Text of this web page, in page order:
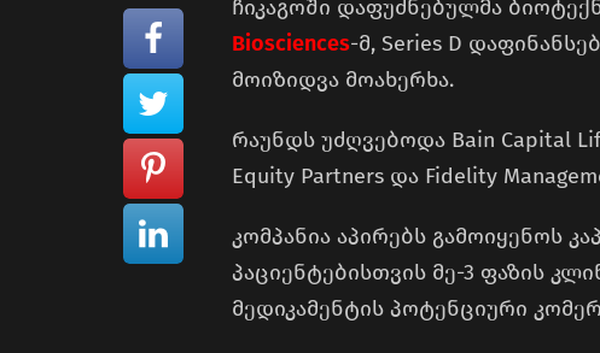
ჩიკაგოში დაფუძნებულმა
Biosciences-მ, Series D
მოიზიდვა მოახერხა.
რაუნდს უძღვებოდა Bain Capital
Equity Partners და Fidelity
კომპანია აპირებს გამოიყენოს
პაციენტებისთვის მე-3 ფაზის
მედიკამენტის პოტენციური